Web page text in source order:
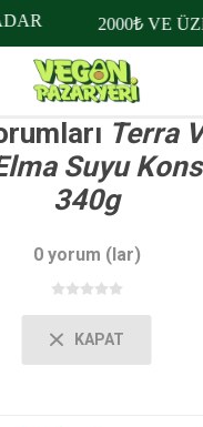
2000₺ VE
Terra
Suyu
340g
0 yorum (lar)
KAPAT